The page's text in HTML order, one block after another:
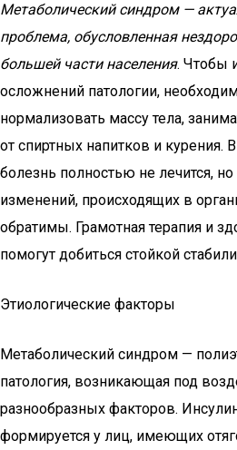
Метаболический синдром —
проблема, обусловленная
большей части населения. Чтобы
осложнений патологии,
нормализовать массу тела,
от спиртных напитков и курения.
болезнь полностью не лечится,
изменений, происходящих в
обратимы. Грамотная терапия и
помогут добиться стойкой
Этиологические факторы
Метаболический синдром —
патология, возникающая под
разнообразных факторов.
формируется у лиц, имеющих